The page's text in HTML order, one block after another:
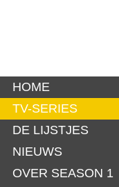
HOME
TV-SERIES
DE LIJSTJES
NIEUWS
OVER SEASON 1